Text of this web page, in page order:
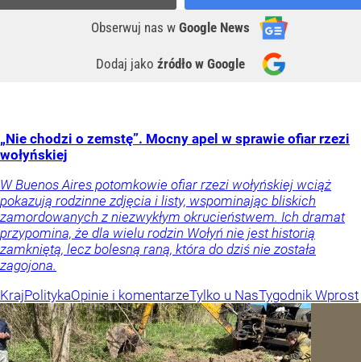
Obserwuj nas w Google News
Dodaj jako źródło w Google
„Nie chodzi o zemstę”. Mocny apel w sprawie ofiar rzezi
wołyńskiej
W Buenos Aires potomkowie ofiar rzezi wołyńskiej wciąż
pokazują rodzinne zdjęcia i listy, wspominając bliskich
zamordowanych z niezwykłym okrucieństwem. Ich dramat
przypomina, że dla wielu rodzin Wołyń nie jest historią
zamkniętą, lecz bolesną raną, która do dziś nie została
zagojona.
KrajPolitykaOpinie i komentarzeTylko u NasTygodnik Wprost